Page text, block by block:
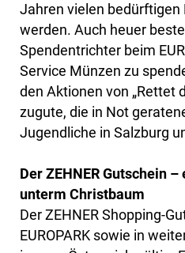
Jahren vielen bedürftigen
werden. Auch heuer
Spendentrichter beim
Service Münzen zu
den Aktionen von „Rettet
zugute, die in Not
Jugendliche in Salzburg
Der ZEHNER Gutschein
unterm Christbaum
Der ZEHNER Shopping-
EUROPARK sowie in